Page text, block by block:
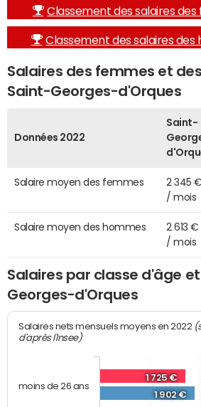
Classement des salaires
Classement des salaires des
Salaires des femmes et
Saint-Georges-d'Orques
Données 2022
Saint-
Salaire moyen des femmes
2 345
/ mois
Salaire moyen des hommes
2 613
/ mois
Salaires par classe d'âge
Georges-d'Orques
Salaires nets mensuels moyens en 2022
d'après l'Insee)
1 725 €
1 902 €
moins de 26 ans